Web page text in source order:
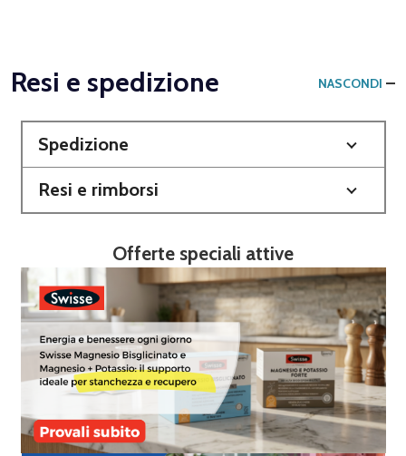
Resi e spedizione NASCONDI
Spedizione
Resi e rimborsi
Offerte speciali attive